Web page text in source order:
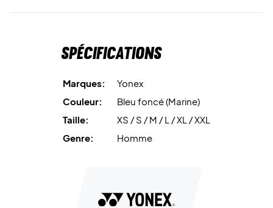
confort optimal sur le court.
Technologie de gestion de l’humidité– Le short évacue
rapidement la sueur pour que vous restiez au sec et
concentré sur votre jeu.
Dark Navy (Bleu marine).
Spécifications
Marques:
Yonex
Couleur:
Bleu foncé (Marine)
Taille:
XS / S / M / L / XL / XXL
Genre:
Homme